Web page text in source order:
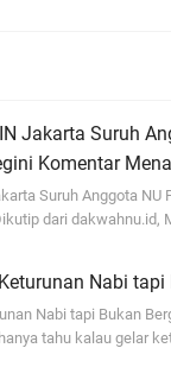
Jakarta Suruh
Komentar
Suruh Anggota NU
dari dakwahnu.id,
Nabi tapi
Nabi tapi Bukan
tahu kalau gelar